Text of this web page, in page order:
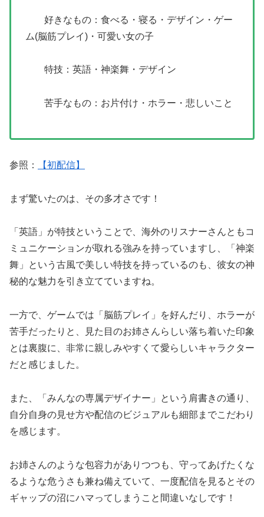
好きなもの：食べる・寝る・デザイン・ゲー
ム(脳筋プレイ)・可愛い女の子
特技：英語・神楽舞・デザイン
苦手なもの：お片付け・ホラー・悲しいこと
参照： 【初配信】
まず驚いたのは、その多才さです！
「英語」が特技ということで、海外のリスナーさんともコ
ミュニケーションが取れる強みを持っていますし、「神楽
舞」という古風で美しい特技を持っているのも、彼女の神
秘的な魅力を引き立てていますね。
一方で、ゲームでは「脳筋プレイ」を好んだり、ホラーが
苦手だったりと、見た目のお姉さんらしい落ち着いた印象
とは裏腹に、非常に親しみやすくて愛らしいキャラクター
だと感じました。
また、「みんなの専属デザイナー」という肩書きの通り、
自分自身の見せ方や配信のビジュアルも細部までこだわり
を感じます。
お姉さんのような包容力がありつつも、守ってあげたくな
るような危うさも兼ね備えていて、一度配信を見るとその
ギャップの沼にハマってしまうこと間違いなしです！